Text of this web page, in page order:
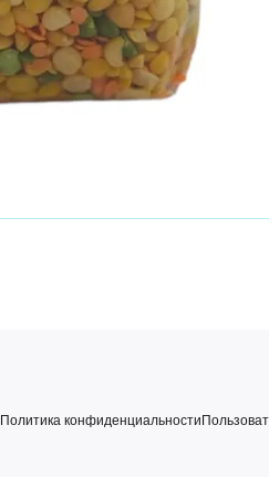
Политика конфиденциальности